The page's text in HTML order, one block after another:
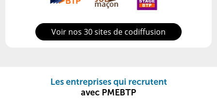
Voir nos 30 sites de codiffusion
Les entreprises qui recrutent
avec PMEBTP